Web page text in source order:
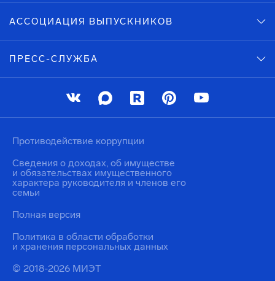
АССОЦИАЦИЯ ВЫПУСКНИКОВ
ПРЕСС-СЛУЖБА
© 2018-2026 МИЭТ
Политика в области обработки
и хранения персональных данных
Противодействие коррупции
Сведения о доходах, об имуществе
и обязательствах имущественного
характера руководителя и членов его
семьи
Полная версия